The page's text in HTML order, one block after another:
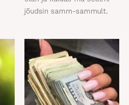
jõudsin samm-sammult.